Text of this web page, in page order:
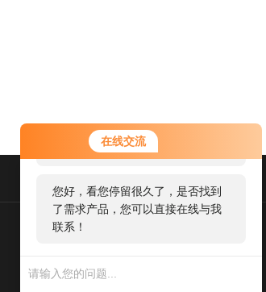
在线交流
您好！欢迎前来咨询，很高兴为您
服务，请问您要咨询什么问题呢？
您好，看您停留很久了，是否找到
了需求产品，您可以直接在线与我
联系！